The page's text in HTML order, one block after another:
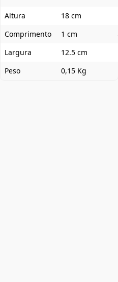
Altura
18 cm
Comprimento
1 cm
Largura
12.5 cm
Peso
0,15 Kg